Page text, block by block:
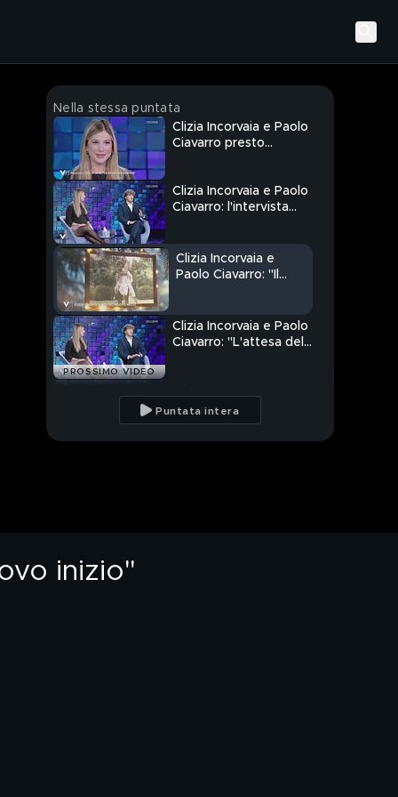
Nella stessa puntata
Clizia Incorvaia e Paolo
Ciavarro presto
Clizia Incorvaia e Paolo
Ciavarro: l'intervista
Clizia Incorvaia e
Paolo Ciavarro: "Il
PROSSIMO VIDEO
Clizia Incorvaia e Paolo
Ciavarro: "L'attesa del
avuto il Covid"
Puntata intera
inizio"